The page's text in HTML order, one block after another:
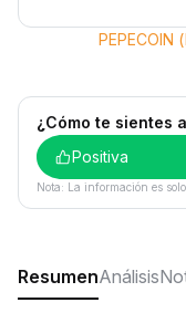
¿Cómo te sientes
Positiva
Nota: La información es
ResumenAnálisis